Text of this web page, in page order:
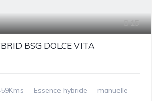
15
BSG DOLCE VITA
Essence hybride manuelle